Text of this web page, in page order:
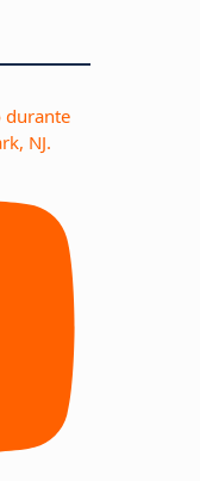
durante
NJ.